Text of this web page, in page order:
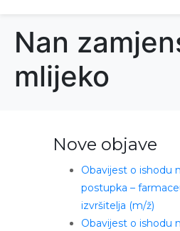
Nan
mlijeko
Nove objave
Obavijest o ishodu
postupka –
izvršitelja (m/ž)
Obavijest o ishodu